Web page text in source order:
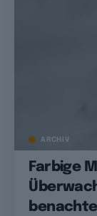
ARCHIV
Farbige